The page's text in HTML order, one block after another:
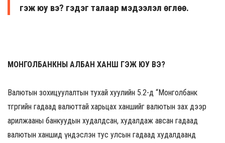
гэж юу вэ? гэдэг талаар мэдээлэл өглөө.
МОНГОЛБАНКНЫ АЛБАН ХАНШ ГЭЖ ЮУ ВЭ?
Валютын зохицуулалтын тухай хуулийн 5.2-д “Монголбанк
төгрөгийн гадаад валюттай харьцах ханшийг валютын зах дээр
арилжааны банкуудын худалдсан, худалдаж авсан гадаад
валютын ханшид үндэслэн тус улсын гадаад худалдаанд